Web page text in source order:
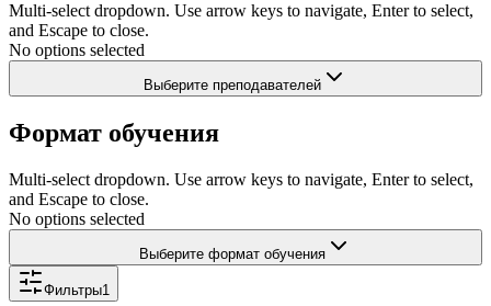
Multi-select dropdown. Use arrow keys to navigate, Enter to select,
and Escape to close.
No options selected
Выберите преподавателей
Формат обучения
Multi-select dropdown. Use arrow keys to navigate, Enter to select,
and Escape to close.
No options selected
Выберите формат обучения
Фильтры1